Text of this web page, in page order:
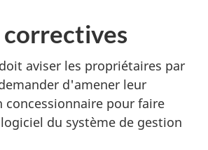
aviser les propriétaires par
d'amener leur
concessionnaire pour faire
du système de gestion